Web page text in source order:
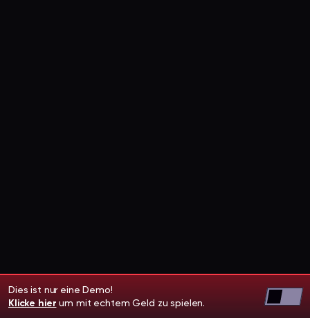
Dies ist nur eine Demo!
Klicke hier um mit echtem Geld zu spielen.